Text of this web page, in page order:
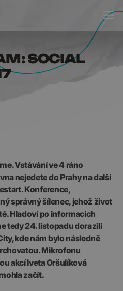
SOCIAL
Vstávání ve 4 ráno
nejedete do Prahy na další
Konference,
správný šílenec, jehož život
Hladoví po informacích
tedy 24. listopadu dorazili
kde nám bylo následně
Mikrofonu
akcí Iveta Oršulíková
začít.